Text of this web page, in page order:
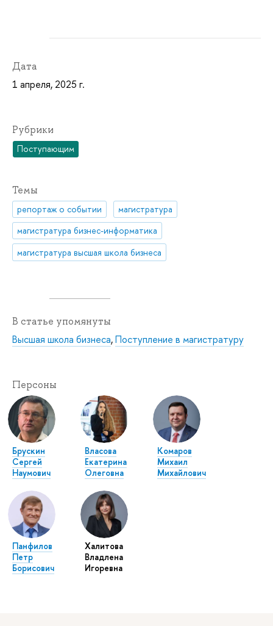
Дата
1 апреля, 2025 г.
Рубрики
Поступающим
Темы
репортаж о событии
магистратура
магистратура бизнес-информатика
магистратура высшая школа бизнеса
В статье упомянуты
Высшая школа бизнеса,Поступление в магистратуру
Персоны
Брускин
Сергей
Наумович
Власова
Екатерина
Олеговна
Комаров
Михаил
Михайлович
Панфилов
Петр
Борисович
Халитова
Владлена
Игоревна